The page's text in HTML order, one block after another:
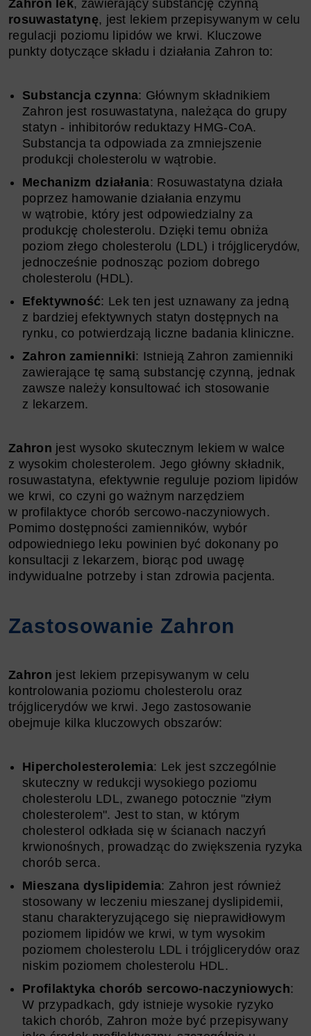
Zahron lek, zawierający substancję czynną
rosuwastatynę, jest lekiem przepisywanym w celu
regulacji poziomu lipidów we krwi. Kluczowe
punkty dotyczące składu i działania Zahron to:
Substancja czynna: Głównym składnikiem
Zahron jest rosuwastatyna, należąca do grupy
statyn - inhibitorów reduktazy HMG-CoA.
Substancja ta odpowiada za zmniejszenie
produkcji cholesterolu w wątrobie.
Mechanizm działania: Rosuwastatyna działa
poprzez hamowanie działania enzymu
w wątrobie, który jest odpowiedzialny za
produkcję cholesterolu. Dzięki temu obniża
poziom złego cholesterolu (LDL) i trójglicerydów,
jednocześnie podnosząc poziom dobrego
cholesterolu (HDL).
Efektywność: Lek ten jest uznawany za jedną
z bardziej efektywnych statyn dostępnych na
rynku, co potwierdzają liczne badania kliniczne.
Zahron zamienniki: Istnieją Zahron zamienniki
zawierające tę samą substancję czynną, jednak
zawsze należy konsultować ich stosowanie
z lekarzem.
Zahron jest wysoko skutecznym lekiem w walce
z wysokim cholesterolem. Jego główny składnik,
rosuwastatyna, efektywnie reguluje poziom lipidów
we krwi, co czyni go ważnym narzędziem
w profilaktyce chorób sercowo-naczyniowych.
Pomimo dostępności zamienników, wybór
odpowiedniego leku powinien być dokonany po
konsultacji z lekarzem, biorąc pod uwagę
indywidualne potrzeby i stan zdrowia pacjenta.
Zastosowanie Zahron
Zahron jest lekiem przepisywanym w celu
kontrolowania poziomu cholesterolu oraz
trójglicerydów we krwi. Jego zastosowanie
obejmuje kilka kluczowych obszarów:
Hipercholesterolemia: Lek jest szczególnie
skuteczny w redukcji wysokiego poziomu
cholesterolu LDL, zwanego potocznie "złym
cholesterolem". Jest to stan, w którym
cholesterol odkłada się w ścianach naczyń
krwionośnych, prowadząc do zwiększenia ryzyka
chorób serca.
Mieszana dyslipidemia: Zahron jest również
stosowany w leczeniu mieszanej dyslipidemii,
stanu charakteryzującego się nieprawidłowym
poziomem lipidów we krwi, w tym wysokim
poziomem cholesterolu LDL i trójglicerydów oraz
niskim poziomem cholesterolu HDL.
Profilaktyka chorób sercowo-naczyniowych:
W przypadkach, gdy istnieje wysokie ryzyko
takich chorób, Zahron może być przepisywany